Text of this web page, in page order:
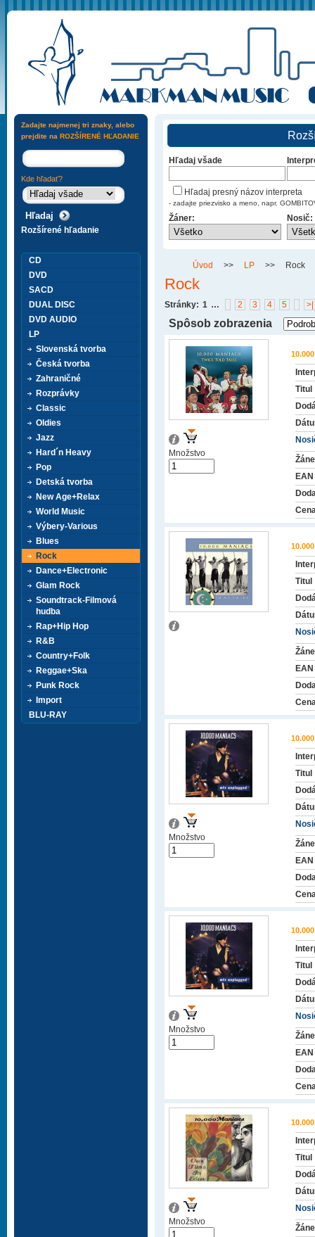
Hľadaj všade
Hľadaj presný názov interpreta
- zadajte priezvisko a meno, napr.
Žáner: Nosič:
Úvod >> LP >> Rock
Rock
Stránky: 1 2 3 4 5
… >|
Spôsob zobrazenia
Titul
EAN
Množstvo
Titul
EAN
Titul
EAN
Množstvo
Titul
EAN
Množstvo
Titul
Množstvo
Zadajte najmenej tri znaky, alebo
prejdite na ROZŠÍRENÉ HĽADANIE
Kde hľadať?
Rozšírené hľadanie
CD
DVD
SACD
DUAL DISC
DVD AUDIO
LP
Slovenská tvorba
Česká tvorba
Zahraničné
Rozprávky
Classic
Oldies
Jazz
Hard´n Heavy
Pop
Detská tvorba
New Age+Relax
World Music
Výbery-Various
Blues
Rock
Dance+Electronic
Glam Rock
Soundtrack-Filmová
hudba
Rap+Hip Hop
R&B
Country+Folk
Reggae+Ska
Punk Rock
Import
BLU-RAY